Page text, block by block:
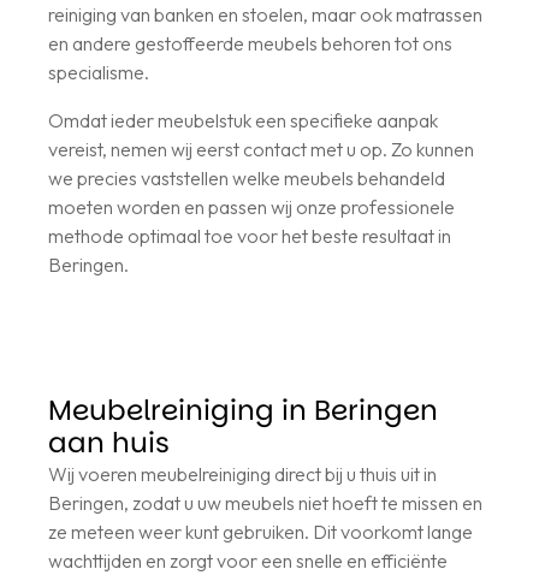
reiniging van banken en stoelen, maar ook matrassen
en andere gestoffeerde meubels behoren tot ons
specialisme.
Omdat ieder meubelstuk een specifieke aanpak
vereist, nemen wij eerst contact met u op. Zo kunnen
we precies vaststellen welke meubels behandeld
moeten worden en passen wij onze professionele
methode optimaal toe voor het beste resultaat in
Beringen.
Meubelreiniging in Beringen
aan huis
Wij voeren meubelreiniging direct bij u thuis uit in
Beringen, zodat u uw meubels niet hoeft te missen en
ze meteen weer kunt gebruiken. Dit voorkomt lange
wachttijden en zorgt voor een snelle en efficiënte